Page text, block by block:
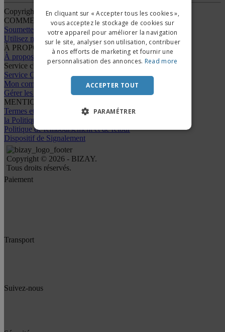
Copyright © 2026 - BIZAY. Tous droits réservés.
COMMENT ÇA MARCHE
Soumettez votre design
Utilisez nos modèles
À PROPOS DE NOUS
À propos de nous
Service client
Service Client
Mon compte
Gérer les commandes
MENTIONS LÉGALES
Termes et conditions
la Politique de confidentialité
Politique de remboursement et de retour
Dispositif de Signalement
Copyright © 2026 - BIZAY.
Tous droits réservés.
Paiement
Transport
Suivez-nous
DUTCH
PORTUGUESE
SPANISH
ITALIAN
En cliquant sur « Accepter tous les cookies »,
vous acceptez le stockage de cookies sur
votre appareil pour améliorer la navigation
sur le site, analyser son utilisation, contribuer
à nos efforts de marketing et fournir une
personnalisation des annonces. Read more
ACCEPTER TOUT
PARAMÉTRER